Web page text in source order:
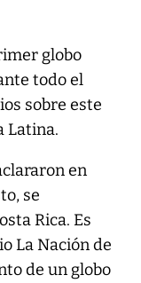
globo
todo el
sobre este
Latina.
en
se
Rica. Es
La Nación de
de un globo